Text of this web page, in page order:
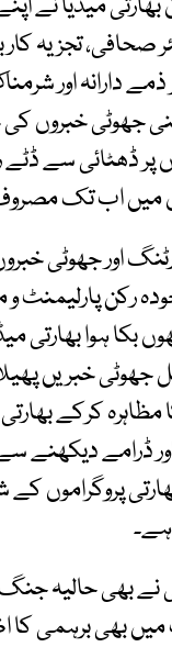
تجزیہ کار
دارانہ اور
جھوٹی خبروں کی
پر ڈھٹائی سے
میں اب تک
اور جھوٹی
رکن
ہوا بھارتی
جھوٹی خبریں
کرکے
ڈرامے
بھارتی
ہے۔
بھی حالیہ
بھی برہمی کا